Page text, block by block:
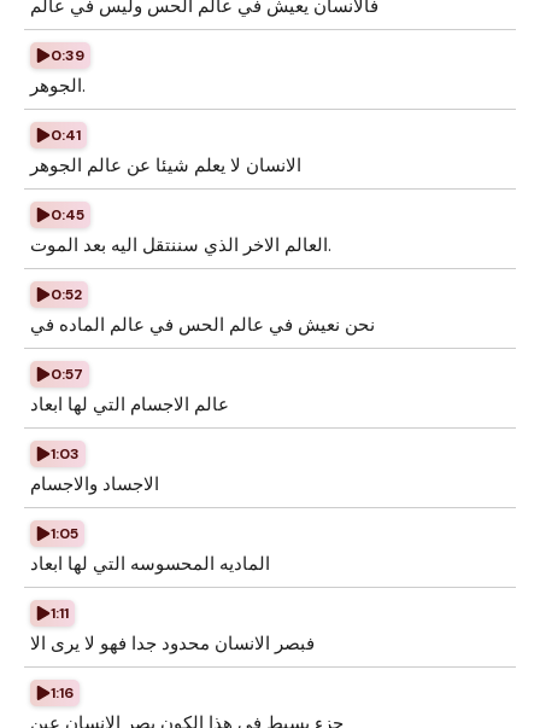
فالانسان يعيش في عالم الحس وليس في عالم
0:39
الجوهر.
0:41
الانسان لا يعلم شيئا عن عالم الجوهر
0:45
العالم الاخر الذي سننتقل اليه بعد الموت.
0:52
نحن نعيش في عالم الحس في عالم الماده في
0:57
عالم الاجسام التي لها ابعاد
1:03
الاجساد والاجسام
1:05
الماديه المحسوسه التي لها ابعاد
1:11
فبصر الانسان محدود جدا فهو لا يرى الا
1:16
جزء بسيط في هذا الكون بصر الانسان عين